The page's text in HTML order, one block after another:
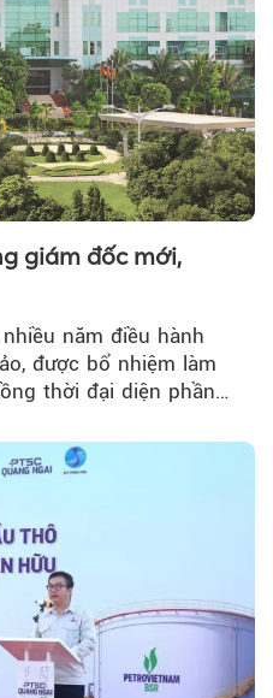
giám đốc mới,
năm điều hành
được bổ nhiệm làm
thời đại diện phần